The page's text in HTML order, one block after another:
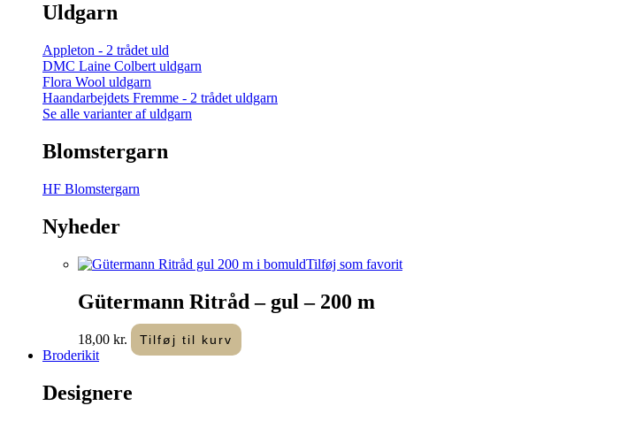
Uldgarn
Appleton - 2 trådet uld
DMC Laine Colbert uldgarn
Flora Wool uldgarn
Haandarbejdets Fremme - 2 trådet uldgarn
Se alle varianter af uldgarn
Blomstergarn
HF Blomstergarn
Nyheder
Tilføj som favorit
Gütermann Ritråd – gul – 200 m
18,00 kr. Tilføj til kurv
Broderikit
Designere